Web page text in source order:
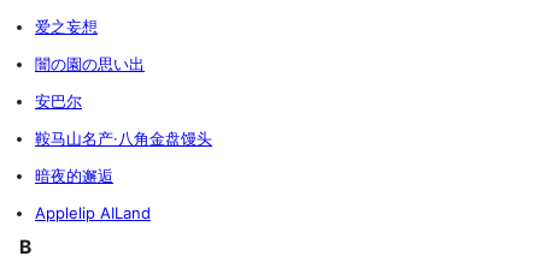
爱之妄想
闇の園の思い出
安巴尔
鞍马山名产·八角金盘馒头
暗夜的邂逅
Applelip AILand
B